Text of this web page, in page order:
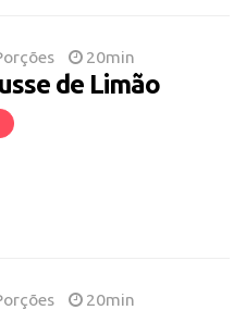
20min
de Limão
20min